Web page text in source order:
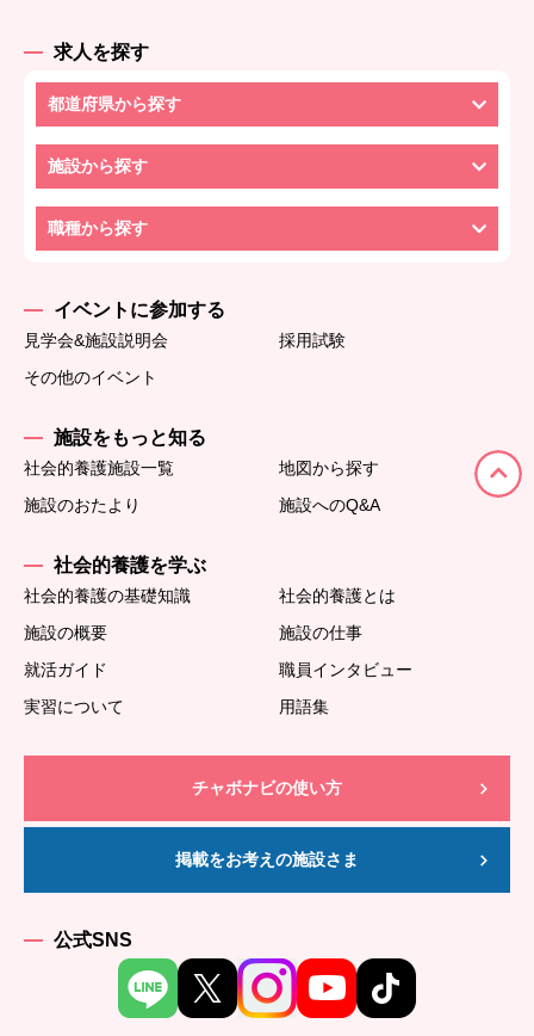
求人を探す
都道府県から探す
施設から探す
職種から探す
イベントに参加する
見学会&施設説明会
採用試験
その他のイベント
施設をもっと知る
社会的養護施設一覧
地図から探す
施設のおたより
施設へのQ&A
社会的養護を学ぶ
社会的養護の基礎知識
社会的養護とは
施設の概要
施設の仕事
就活ガイド
職員インタビュー
実習について
用語集
チャボナビの使い方
掲載をお考えの施設さま
公式SNS